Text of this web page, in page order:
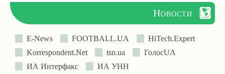
Новости
E-News FOOTBALL.UA
HiTech.Expert
Korrespondent.Net
tsn.ua
ГолосUA
ИА Интерфакс
ИА УНН